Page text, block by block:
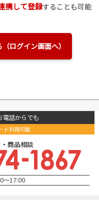
携して登録することも可能
ログイン画面へ）
電話からでも
ド利用可能
商品相談
～17:00